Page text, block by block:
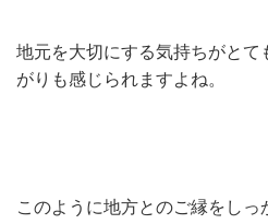
地元を大切にする気持ちがとて
がりも感じられますよね。
このように地方とのご縁をし